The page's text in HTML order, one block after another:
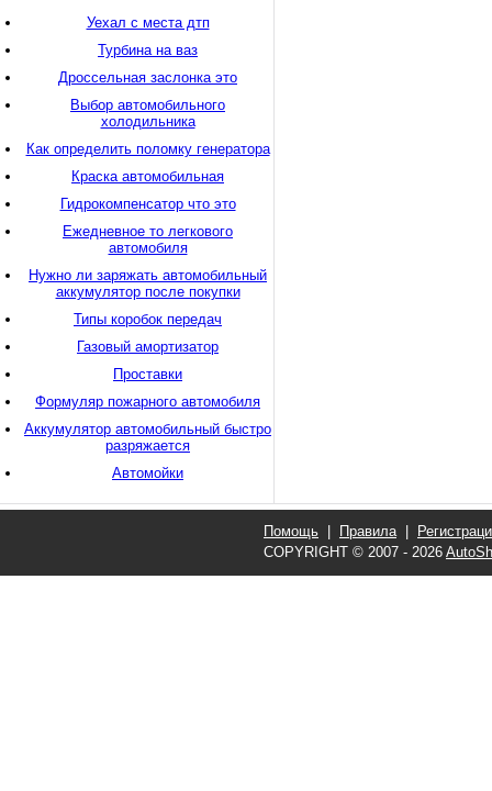
Уехал с места дтп
Турбина на ваз
Дроссельная заслонка это
Выбор автомобильного
холодильника
Как определить поломку генератора
Краска автомобильная
Гидрокомпенсатор что это
Ежедневное то легкового
автомобиля
Нужно ли заряжать автомобильный
аккумулятор после покупки
Типы коробок передач
Газовый амортизатор
Проставки
Формуляр пожарного автомобиля
Аккумулятор автомобильный быстро
разряжается
Автомойки
Помощь Правила|
COPYRIGHT © 2007 - 2026